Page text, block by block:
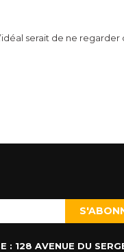
serait de ne regarder
: 128 AVENUE DU